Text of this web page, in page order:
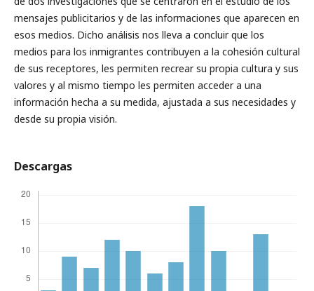
mensajes publicitarios y de las informaciones que aparecen en
esos medios. Dicho análisis nos lleva a concluir que los
medios para los inmigrantes contribuyen a la cohesión cultural
de sus receptores, les permiten recrear su propia cultura y sus
valores y al mismo tiempo les permiten acceder a una
información hecha a su medida, ajustada a sus necesidades y
desde su propia visión.
Descargas